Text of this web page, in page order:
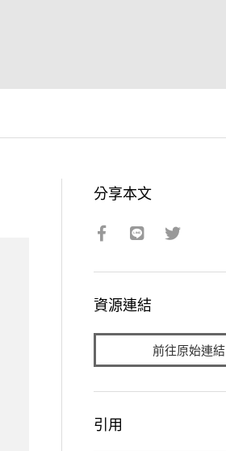
分享本文
資源連結
前往原始連結
引用